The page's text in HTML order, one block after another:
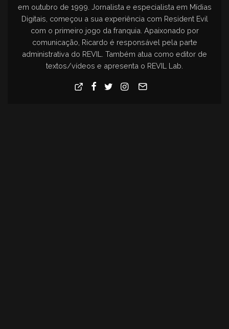
em outubro de 1999. Jornalista e especialista em Mídias
Digitais, começou a sua experiência com Resident Evil
com o primeiro jogo da franquia. Apaixonado por
comunicação, Ricardo é responsável pela parte
administrativa do REVIL. Também atua como editor de
textos/vídeos e apresenta o REVIL Lab.